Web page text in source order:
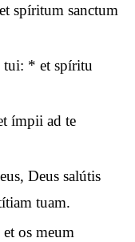
spíritum sanctum
tui: * et spíritu
ímpii ad te
Deus salútis
tuam.
os meum